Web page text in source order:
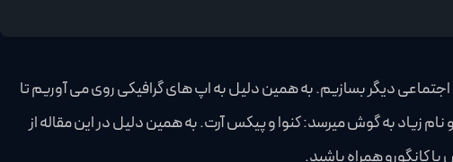
دیگر بسازیم. به همین دلیل به اپ های گرافیکی روی می آوریم تا
زیاد به گوش میرسد: کنوا و پیکس آرت. به همین دلیل در این مقاله از